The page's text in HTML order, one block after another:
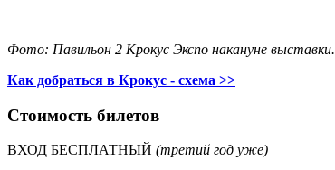
Фото: Павильон 2 Крокус Экспо накануне выставки.
Как добраться в Крокус - схема >>
Стоимость билетов
ВХОД БЕСПЛАТНЫЙ (третий год уже)